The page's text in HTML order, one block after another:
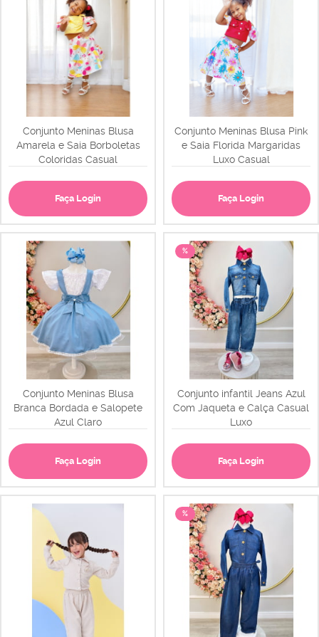
Conjunto Meninas Blusa
Amarela e Saia Borboletas
Coloridas Casual
Faça Login
Conjunto Meninas Blusa Pink
e Saia Florida Margaridas
Luxo Casual
Faça Login
Conjunto Meninas Blusa
Branca Bordada e Salopete
Azul Claro
Faça Login
%
Conjunto infantil Jeans Azul
Com Jaqueta e Calça Casual
Luxo
Faça Login
%